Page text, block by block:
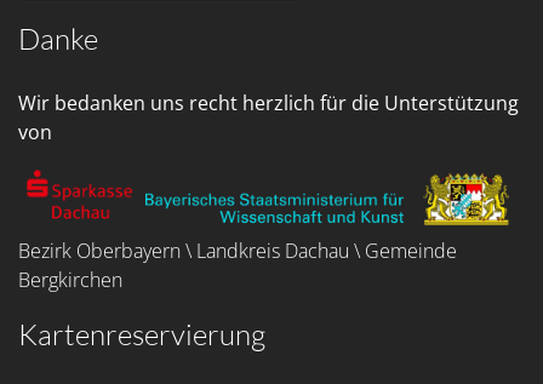
Danke
Wir bedanken uns recht herzlich für die Unterstützung
von
Bezirk Oberbayern \ Landkreis Dachau \ Gemeinde
Bergkirchen
Kartenreservierung